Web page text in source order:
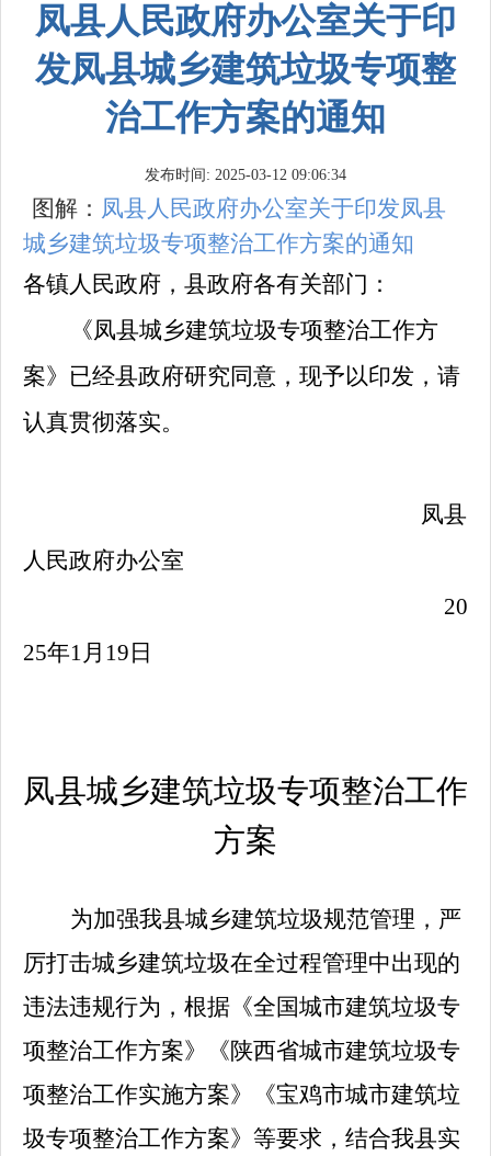
凤县人民政府办公室关于印
发凤县城乡建筑垃圾专项整
治工作方案的通知
发布时间: 2025-03-12 09:06:34
图解： 凤县人民政府办公室关于印发凤县
城乡建筑垃圾专项整治工作方案的通知
各镇人民政府，县政府各有关部门：
《凤县城乡建筑垃圾专项整治工作方
案》已经县政府研究同意，现予以印发，请
认真贯彻落实。
凤县
人民政府办公室
20
25年1月 19 日
凤县城乡建筑垃圾专项整治工作
方案
为加强我县城乡建筑垃圾规范管理，严
厉打击城乡建筑垃圾在全过程管理中出现的
违法违规行为，根据《全国城市建筑垃圾专
项整治工作方案》《陕西省城市建筑垃圾专
项整治工作实施方案》《宝鸡市城市建筑垃
圾专项整治工作方案》等要求，结合我县实